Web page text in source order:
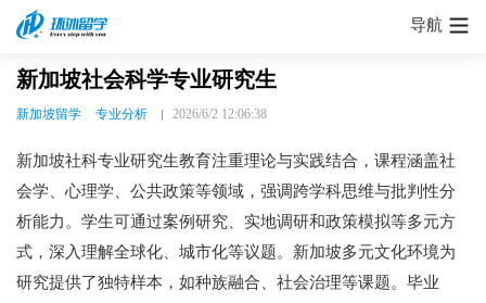
导航
新加坡社会科学专业研究生
新加坡留学 专业分析 2026/6/2 12:06:38
新加坡社科专业研究生教育注重理论与实践结合，课程涵盖社
会学、心理学、公共政策等领域，强调跨学科思维与批判性分
析能力。学生可通过案例研究、实地调研和政策模拟等多元方
式，深入理解全球化、城市化等议题。新加坡多元文化环境为
研究提供了独特样本，如种族融合、社会治理等课题。毕业